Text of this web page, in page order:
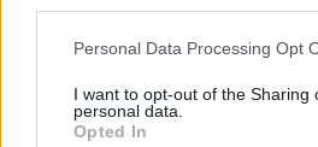
Personal Data Processing Opt
I want to opt-out of the Sharing
personal data.
Opted In
THE DOLLI: Λάμπει
Keys στο Παρίσι και
Αθήνα
Ελληνική ακτινοβολία στην